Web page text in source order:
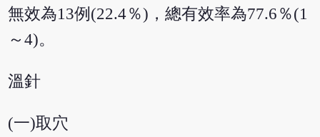
無效為13例(22.4％)，總有效率為77.6％(1
～4)。
溫針
(一)取穴